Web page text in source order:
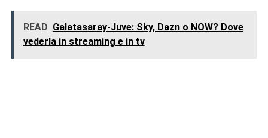
READ Galatasaray-Juve: Sky, Dazn o NOW? Dove
vederla in streaming e in tv